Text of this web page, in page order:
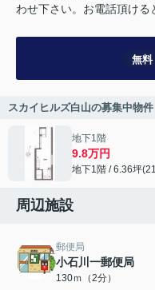
わせ下さい。お電話頂ける
無料
スカイヒルズ白山の募集中物件
地下1階
9.8万円
地下1階 / 6.36坪
周辺施設
郵便局
小石川一郵便局
130ｍ（2分）